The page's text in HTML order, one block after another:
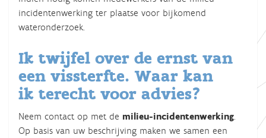
incidentenwerking ter plaatse voor bijkomend
wateronderzoek.
Ik twijfel over de ernst van
een vissterfte. Waar kan
ik terecht voor advies?
Neem contact op met de milieu-incidentenwerking
Op basis van uw beschrijving maken we samen een